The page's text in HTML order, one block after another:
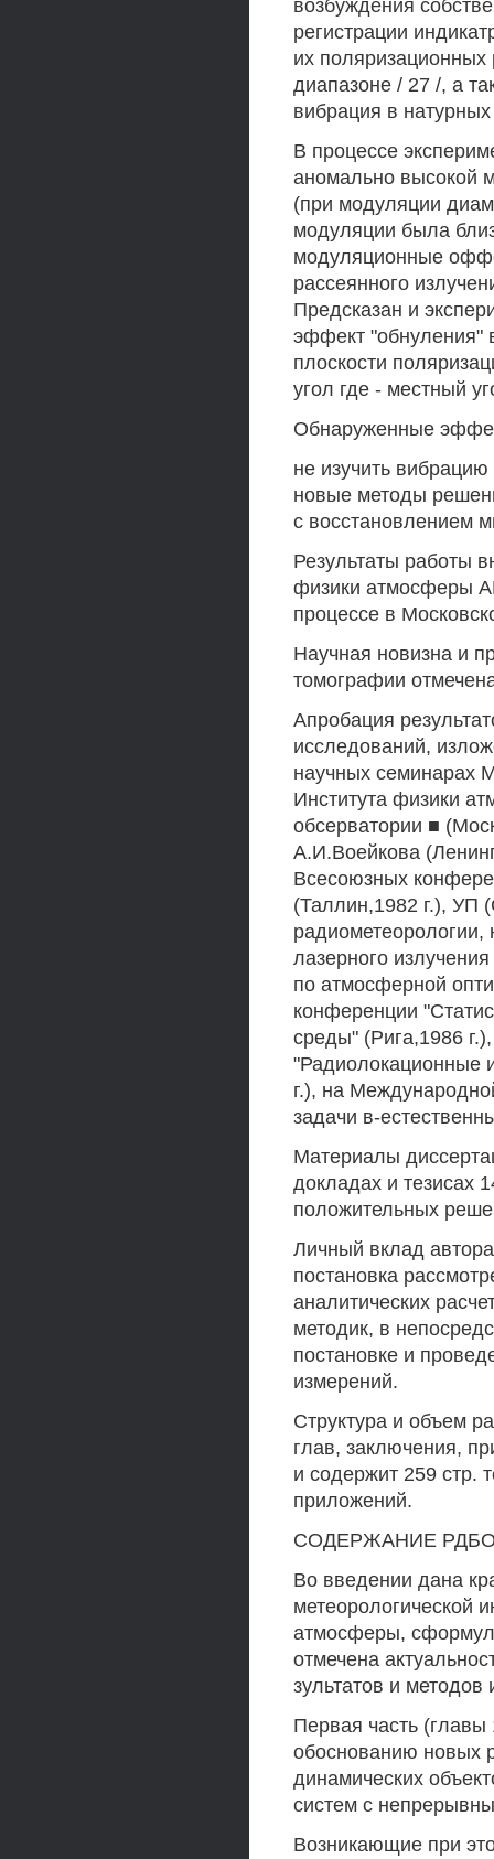
возбуждения
регистрации
их
диапазоне / 27 /, а
вибрация в
В процессе
аномально высокой
(при модуляции
модуляции была
модуляционные
рассеянного
Предсказан и
эффект "обнуления"
плоскости
угол где - местный
Обнаруженные
не изучить
новые методы
с восстановлением
Результаты работы
физики атмосферы
процессе в
Научная новизна и
томографии
Апробация
исследований,
научных семинарах
Института физики
обсерватории ■
А.И.Воейкова
Всесоюзных
(Таллин,1982 г.), УП
лазерного
по атмосферной
конференции
среды" (Рига,1986
"Радиолокационные
г.), на
задачи в-
Материалы
докладах и тезисах
положительных
Личный вклад
постановка
аналитических
методик, в
постановке и
измерений.
Структура и объем
глав, заключения,
и содержит 259 стр.
приложений.
СОДЕРЖАНИЕ
Во введении дана
метеорологической
атмосферы,
отмечена
зультатов и
Первая часть
обоснованию новых
динамических
систем с
Возникающие при